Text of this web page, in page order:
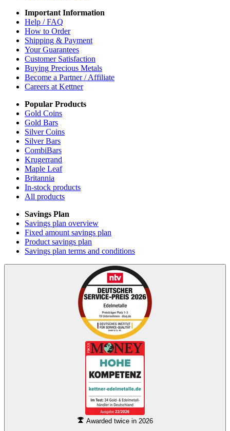
Important Information
Help / FAQ
How to Order
Shipping & Payment
Your Guarantees
Customer Satisfaction
Buying Precious Metals
Become a Partner / Affiliate
Careers at Kettner
Popular Products
Gold Coins
Gold Bars
Silver Coins
Silver Bars
CombiBars
Krugerrand
Maple Leaf
Britannia
In-stock products
All products
Savings Plan
Savings plan overview
Fixed amount savings plan
Product savings plan
Savings plan terms and conditions
Awarded twice in 2026